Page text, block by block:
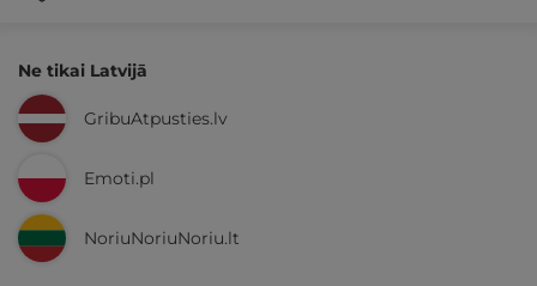
Ne tikai Latvijā
GribuAtpusties.lv
Emoti.pl
NoriuNoriuNoriu.lt